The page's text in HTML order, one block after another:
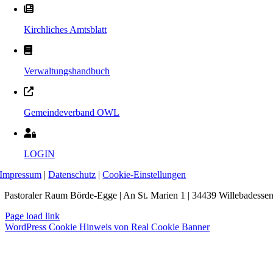
Kirchliches Amtsblatt
Verwaltungshandbuch
Gemeindeverband OWL
LOGIN
Impressum |Datenschutz |Cookie-Einstellungen
Pastoraler Raum Börde-Egge | An St. Marien 1 | 34439 Willebadessen
Page load link
WordPress Cookie Hinweis von Real Cookie Banner